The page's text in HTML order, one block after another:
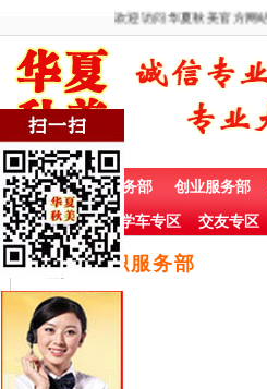
欢迎访问华夏秋美官方网站
首 页 兼职服务部 创业服务部
社团赞助专栏 学车专区 交友专区
兼职服务部